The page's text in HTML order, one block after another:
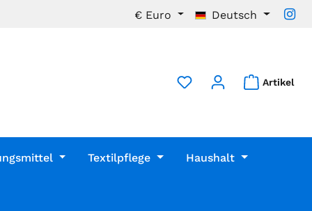
€ Euro Deutsch
Artikel
Textilpflege Haushalt